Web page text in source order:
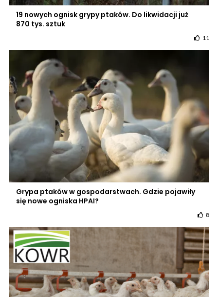
19 nowych ognisk grypy ptaków. Do likwidacji już
870 tys. sztuk
11
Grypa ptaków w gospodarstwach. Gdzie pojawiły
się nowe ogniska HPAI?
8